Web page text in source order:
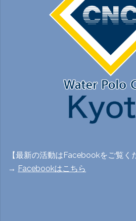
【最新の活動はFacebookをご覧く
→ Facebookはこちら